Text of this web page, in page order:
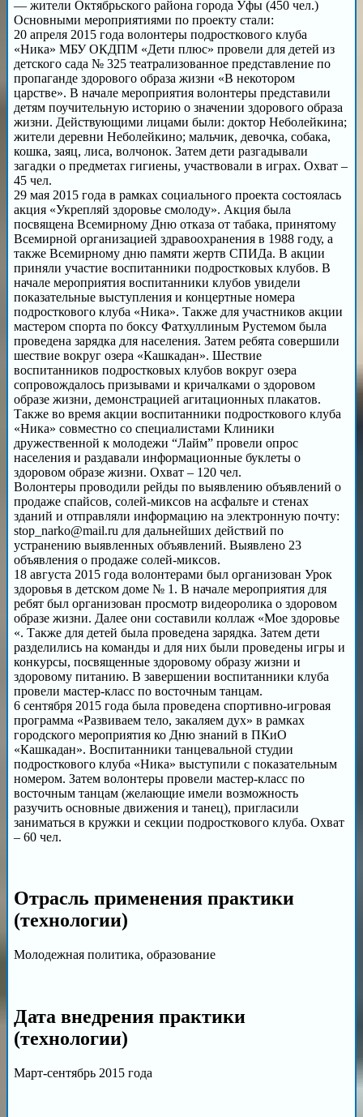
— жители Октябрьского района города Уфы (450 чел.)
Основными мероприятиями по проекту стали:
20 апреля 2015 года волонтеры подросткового клуба
«Ника» МБУ ОКДПМ «Дети плюс» провели для детей из
детского сада № 325 театрализованное представление по
пропаганде здорового образа жизни «В некотором
царстве». В начале мероприятия волонтеры представили
детям поучительную историю о значении здорового образа
жизни. Действующими лицами были: доктор Неболейкина;
жители деревни Неболейкино; мальчик, девочка, собака,
кошка, заяц, лиса, волчонок. Затем дети разгадывали
загадки о предметах гигиены, участвовали в играх. Охват –
45 чел.
29 мая 2015 года в рамках социального проекта состоялась
акция «Укрепляй здоровье смолоду». Акция была
посвящена Всемирному Дню отказа от табака, принятому
Всемирной организацией здравоохранения в 1988 году, а
также Всемирному дню памяти жертв СПИДа. В акции
приняли участие воспитанники подростковых клубов. В
начале мероприятия воспитанники клубов увидели
показательные выступления и концертные номера
подросткового клуба «Ника». Также для участников акции
мастером спорта по боксу Фатхуллиным Рустемом была
проведена зарядка для населения. Затем ребята совершили
шествие вокруг озера «Кашкадан». Шествие
воспитанников подростковых клубов вокруг озера
сопровождалось призывами и кричалками о здоровом
образе жизни, демонстрацией агитационных плакатов.
Также во время акции воспитанники подросткового клуба
«Ника» совместно со специалистами Клиники
дружественной к молодежи “Лайм” провели опрос
населения и раздавали информационные буклеты о
здоровом образе жизни. Охват – 120 чел.
Волонтеры проводили рейды по выявлению объявлений о
продаже спайсов, солей-миксов на асфальте и стенах
зданий и отправляли информацию на электронную почту:
stop_narko@mail.ru для дальнейших действий по
устранению выявленных объявлений. Выявлено 23
объявления о продаже солей-миксов.
18 августа 2015 года волонтерами был организован Урок
здоровья в детском доме № 1. В начале мероприятия для
ребят был организован просмотр видеоролика о здоровом
образе жизни. Далее они составили коллаж «Мое здоровье
«. Также для детей была проведена зарядка. Затем дети
разделились на команды и для них были проведены игры и
конкурсы, посвященные здоровому образу жизни и
здоровому питанию. В завершении воспитанники клуба
провели мастер-класс по восточным танцам.
6 сентября 2015 года была проведена спортивно-игровая
программа «Развиваем тело, закаляем дух» в рамках
городского мероприятия ко Дню знаний в ПКиО
«Кашкадан». Воспитанники танцевальной студии
подросткового клуба «Ника» выступили с показательным
номером. Затем волонтеры провели мастер-класс по
восточным танцам (желающие имели возможность
разучить основные движения и танец), пригласили
заниматься в кружки и секции подросткового клуба. Охват
– 60 чел.
Отрасль применения практики
(технологии)
Молодежная политика, образование
Дата внедрения практики
(технологии)
Март-сентябрь 2015 года